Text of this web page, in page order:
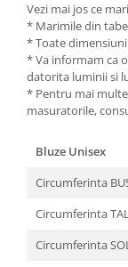
Vezi mai jos ce
* Marimile din
* Toate
* Va informam ca
datorita luminii si
* Pentru mai
masuratorile,
Bluze Unisex
Circumferinta
Circumferinta
Circumferinta